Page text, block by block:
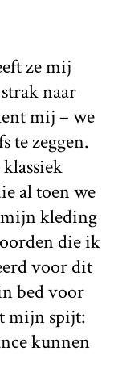
ze mij
naar
mij – we
te zeggen.
al toen we
mijn kleding
die ik
voor dit
bed voor
mijn spijt:
kunnen